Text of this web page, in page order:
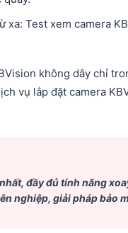
xa: Test xem camera
không dây chỉ
vụ lắp đặt camera
đầy đủ tính năng
nghiệp, giải pháp bảo